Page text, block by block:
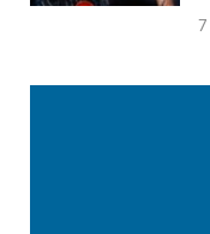
7